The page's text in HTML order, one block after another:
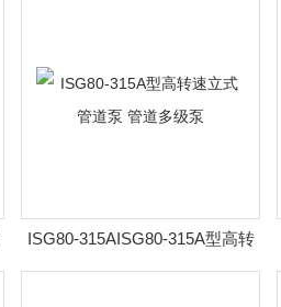
ISG80-315AISG80-315A型高转
速立式管道泵 管道多级泵